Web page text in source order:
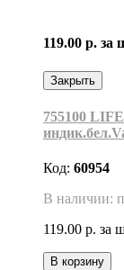
119.00 р. за
Закрыть
755100
Код: 60954
В наличии:
119.00 р. за
В корзину